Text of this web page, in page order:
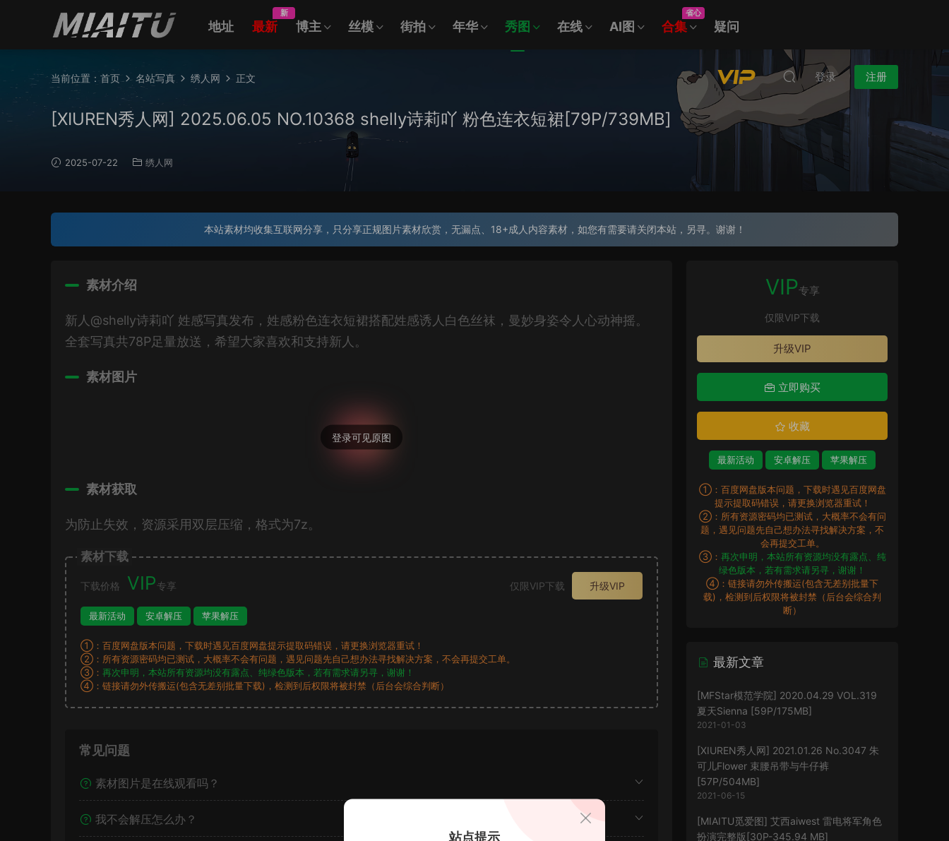
地址 最新
新
博主 丝模 街拍 年华 秀图 在线 AI图 合集
省心
疑问
登录 注册
当前位置： 首页 名站写真 绣人网 正文
[XIUREN秀人网] 2025.06.05 NO.10368 shelly诗莉吖 粉色连衣短裙[79P/739MB]
2025-07-22 绣人网
本站素材均收集互联网分享，只分享正规图片素材欣赏，无漏点、18+成人内容素材，如您有需要请关闭本站，另寻。谢谢！
素材介绍
新人@shelly诗莉吖 姓感写真发布，姓感粉色连衣短裙搭配姓感诱人白色丝袜，曼妙身姿令人心动神摇。
全套写真共78P足量放送，希望大家喜欢和支持新人。
素材图片
素材获取
为防止失效，资源采用双层压缩，格式为7z。
素材下载
下载价格 VIP 专享 仅限VIP下载 升级VIP
最新活动 安卓解压 苹果解压
①：百度网盘版本问题，下载时遇见百度网盘提示提取码错误，请更换浏览器重试！
②：所有资源密码均已测试，大概率不会有问题，遇见问题先自己想办法寻找解决方案，不会再提交工单。
③： 再次申明，本站所有资源均没有露点、纯绿色版本，若有需求请另寻，谢谢！
④：链接请勿外传搬运(包含无差别批量下载)，检测到后权限将被封禁（后台会综合判断）
常见问题
素材图片是在线观看吗？
我不会解压怎么办？
VIP专享
仅限VIP下载
升级VIP
立即购买
收藏
最新活动 安卓解压 苹果解压
①：百度网盘版本问题，下载时遇见百度网盘
提示提取码错误，请更换浏览器重试！
②：所有资源密码均已测试，大概率不会有问
题，遇见问题先自己想办法寻找解决方案，不
会再提交工单。
③： 再次申明，本站所有资源均没有露点、纯
绿色版本，若有需求请另寻，谢谢！
④：链接请勿外传搬运(包含无差别批量下
载)，检测到后权限将被封禁（后台会综合判
断）
最新文章
[MFStar模范学院] 2020.04.29 VOL.319
夏天Sienna [59P/175MB]
2021-01-03
[XIUREN秀人网] 2021.01.26 No.3047 朱
可儿Flower 束腰吊带与牛仔裤
[57P/504MB]
2021-06-15
[MIAITU觅爱图] 艾西aiwest 雷电将军角色
扮演完整版[30P-345.94 MB]
站点提示